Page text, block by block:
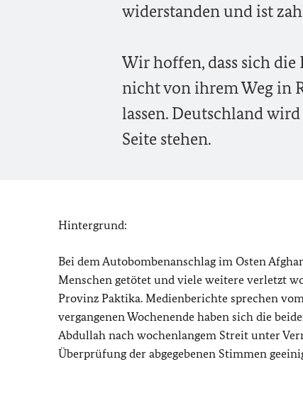
widerstanden und ist
Wir hoffen, dass sich
nicht von ihrem Weg in
lassen. Deutschland
Seite stehen.
Hintergrund:
Bei dem Autobombenanschlag im Osten
Menschen getötet und viele weitere verletzt
Provinz Paktika. Medienberichte sprechen
vergangenen Wochenende haben sich die
Abdullah nach wochenlangem Streit unter
Überprüfung der abgegebenen Stimmen